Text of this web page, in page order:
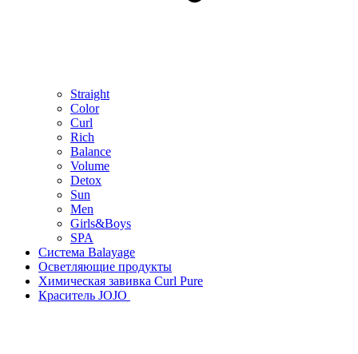
Straight
Color
Curl
Rich
Balance
Volume
Detox
Sun
Men
Girls&Boys
SPA
Система Balayage
Осветляющие продукты
Химическая завивка Curl Pure
Краситель JOJO